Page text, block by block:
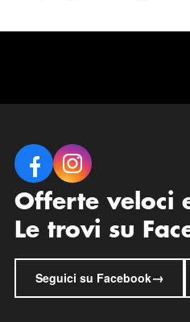
Offerte veloci
Le trovi su
Seguici su Facebook→